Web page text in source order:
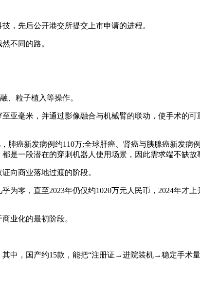
先后公开港交所提交上市申请的进程。
不同的路。
粒子植入等操作。
毫米，并通过影像融合与机械臂的联动，使手术的可
癌新发病例约110万;全球肝癌、肾癌与胰腺癌新发病
是一段潜在的穿刺机器人使用场景，因此需求端不缺故
向商业落地过渡的阶段。
零，直至2023年仍仅约1020万元人民币，2024年才上
业化的最初阶段。
，国产约15款，能把“注册证→进院装机→稳定手术